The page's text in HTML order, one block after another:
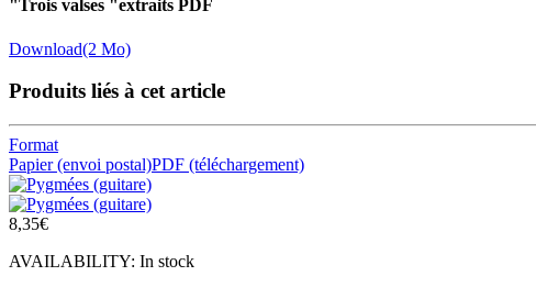
"Trois valses "extraits PDF
Download(2 Mo)
Produits liés à cet article
Format
Papier (envoi postal)PDF (téléchargement)
8,35€
AVAILABILITY: In stock